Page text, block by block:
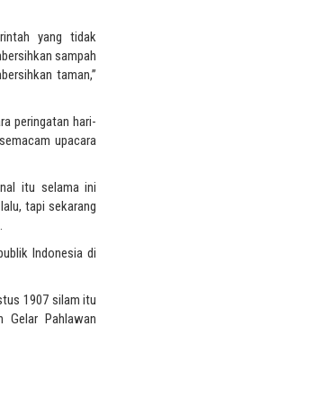
yang tidak
sampah
taman,”
peringatan hari-
upacara
itu selama ini
tapi sekarang
Indonesia di
1907 silam itu
Gelar Pahlawan